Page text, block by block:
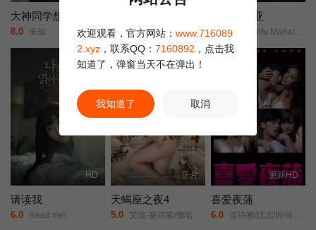
8.0 未知 6.0 Hakui monogatari: okasu!/Story of White Coat: Indecent Acts/白衣物語/淫す！/
新宿玛利亚
6.0 Baishunfu Maria/Shinjuku Maria/
HD
请读我
6.0 Read me/
正片
天蝎座之夜4
5.0 艾玻·塞尔索/撒哈拉·伯纳莱斯/阿尔比·卡西诺/Marco Mora/
更新HD
喜爱夜蒲
6.0 连诗雅/沈志明/何佩瑜/陈柏宇/
欢迎观看，官方网站： www.716089
2.xyz ，联系QQ： 7160892 ，点击我
知道了，弹窗当天不在弹出！
我知道了 取消